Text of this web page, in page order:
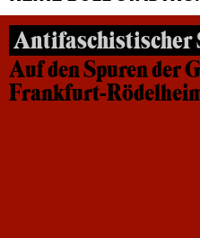
Antifaschistischer
Auf den Spuren der
Frankfurt-